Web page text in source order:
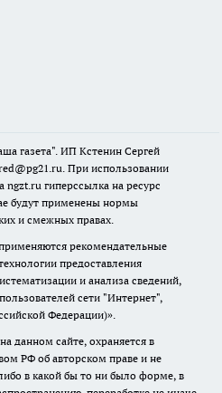
газета". ИП Кстенин Сергей
При использовании
ngzt.ru гиперссылка на ресурс
будут применены нормы
и смежных правах.
рекомендательные
предоставления
и анализа сведений,
сети "Интернет",
Федерации)».
данном сайте, охраняется в
РФ об авторском праве и не
в какой бы то ни было форме, в